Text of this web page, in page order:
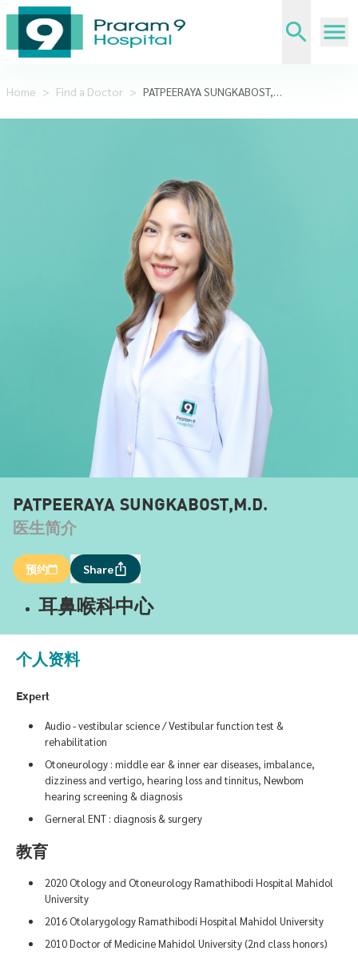
Home > Find a Doctor > PATPEERAYA SUNGKABOST,M.D.
PATPEERAYA SUNGKABOST,M.D.
医生简介
预约 Share
耳鼻喉科中心
个人资料
Expert
Audio - vestibular science / Vestibular function test &
rehabilitation
Otoneurology : middle ear & inner ear diseases, imbalance,
dizziness and vertigo, hearing loss and tinnitus, Newbom
hearing screening & diagnosis
Gerneral ENT : diagnosis & surgery
教育
2020 Otology and Otoneurology Ramathibodi Hospital Mahidol
University
2016 Otolarygology Ramathibodi Hospital Mahidol University
2010 Doctor of Medicine Mahidol University (2nd class honors)